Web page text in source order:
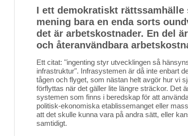
I ett demokratiskt
mening bara en enda sorts
det är arbetskostnader. En del
och återanvändbara
Ett citat: "ingenting styr utvecklingen så
infrastruktur". Infrasystemen är då inte enbart
tågen och flyget, som nästan helt avgör hur vi
förflyttas när det gäller lite längre sträckor. Det
systemen som finns i beredskap för att
politisk-ekonomiska etablissemanget eller
att det skulle kunna vara på andra sätt, eller
samtidigt.